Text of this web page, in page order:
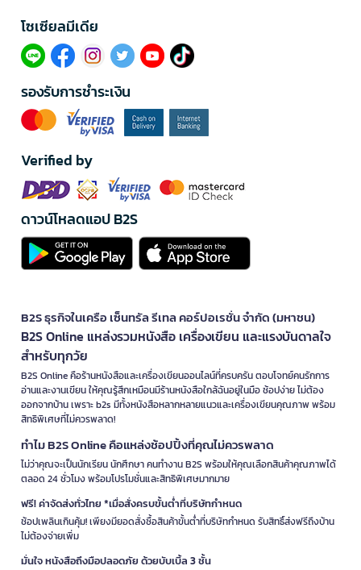
โซเซียลมีเดีย​
รองรับการชำระเงิน
Verified by
ดาวน์โหลดแอป B2S
B2S ธุรกิจในเครือ เซ็นทรัล รีเทล คอร์ปอเรชั่น จำกัด (มหาชน)
B2S Online แหล่งรวมหนังสือ เครื่องเขียน และแรงบันดาลใจ
สำหรับทุกวัย
B2S Online คือร้านหนังสือและเครื่องเขียนออนไลน์ที่ครบครัน ตอบโจทย์คนรักการ
อ่านและงานเขียน ให้คุณรู้สึกเหมือนมีร้านหนังสือใกล้ฉันอยู่ในมือ ช้อปง่าย ไม่ต้อง
ออกจากบ้าน เพราะ b2s มีทั้งหนังสือหลากหลายแนวและเครื่องเขียนคุณภาพ พร้อม
สิทธิพิเศษที่ไม่ควรพลาด!
ทำไม B2S Online คือแหล่งช้อปปิ้งที่คุณไม่ควรพลาด
ไม่ว่าคุณจะเป็นนักเรียน นักศึกษา คนทำงาน B2S พร้อมให้คุณเลือกสินค้าคุณภาพได้
ตลอด 24 ชั่วโมง พร้อมโปรโมชั่นและสิทธิพิเศษมากมาย
ฟรี! ค่าจัดส่งทั่วไทย *เมื่อสั่งครบขั้นต่ำที่บริษัทกำหนด
ช้อปเพลินเกินคุ้ม! เพียงมียอดสั่งซื้อสินค้าขั้นต่ำที่บริษัทกำหนด รับสิทธิ์ส่งฟรีถึงบ้าน
ไม่ต้องจ่ายเพิ่ม
มั่นใจ หนังสือถึงมือปลอดภัย ด้วยบับเบิ้ล 3 ชั้น